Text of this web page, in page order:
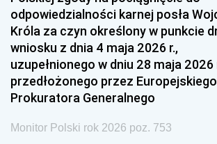
1987 1986
1984 1983
1981 1980
1978 1977
1975 1974
odpowiedzialności karnej posła
Króla za czyn określony w punkcie
wniosku z dnia 4 maja 2026 r.,
uzupełnionego w dniu 28 maja 2026
przedłożonego przez Europejskiego
Prokuratora Generalnego
Monitor Polski rok 2026 poz. 753